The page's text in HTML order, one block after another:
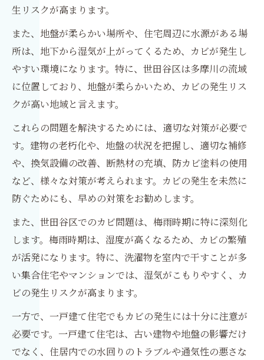
生リスクが高まります。
また、地盤が柔らかい場所や、住宅周辺に水源がある場
所は、地下から湿気が上がってくるため、カビが発生し
やすい環境になります。特に、世田谷区は多摩川の流域
に位置しており、地盤が柔らかいため、カビの発生リス
クが高い地域と言えます。
これらの問題を解決するためには、適切な対策が必要で
す。建物の老朽化や、地盤の状況を把握し、適切な補修
や、換気設備の改善、断熱材の充填、防カビ塗料の使用
など、様々な対策が考えられます。カビの発生を未然に
防ぐためにも、早めの対策をお勧めします。
また、世田谷区でのカビ問題は、梅雨時期に特に深刻化
します。梅雨時期は、湿度が高くなるため、カビの繁殖
が活発になります。特に、洗濯物を室内で干すことが多
い集合住宅やマンションでは、湿気がこもりやすく、カ
ビの発生リスクが高まります。
一方で、一戸建て住宅でもカビの発生には十分に注意が
必要です。一戸建て住宅は、古い建物や地盤の影響だけ
でなく、住居内での水回りのトラブルや通気性の悪さな